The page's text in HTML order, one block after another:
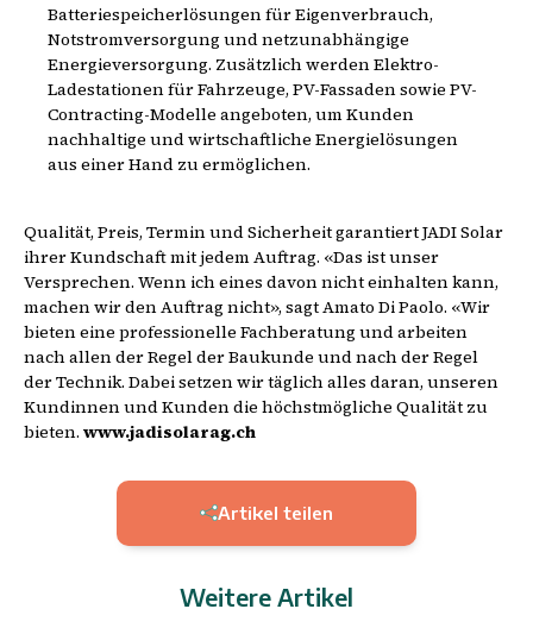
Batteriespeicherlösungen für Eigenverbrauch,
Notstromversorgung und netzunabhängige
Energieversorgung. Zusätzlich werden Elektro-
Ladestationen für Fahrzeuge, PV-Fassaden sowie PV-
Contracting-Modelle angeboten, um Kunden
nachhaltige und wirtschaftliche Energielösungen
aus einer Hand zu ermöglichen.
Qualität, Preis, Termin und Sicherheit garantiert JADI Solar
ihrer Kundschaft mit jedem Auftrag. «Das ist unser
Versprechen. Wenn ich eines davon nicht einhalten kann,
machen wir den Auftrag nicht», sagt Amato Di Paolo. «Wir
bieten eine professionelle Fachberatung und arbeiten
nach allen der Regel der Baukunde und nach der Regel
der Technik. Dabei setzen wir täglich alles daran, unseren
Kundinnen und Kunden die höchstmögliche Qualität zu
bieten. www.jadisolarag.ch
Artikel teilen
Weitere Artikel